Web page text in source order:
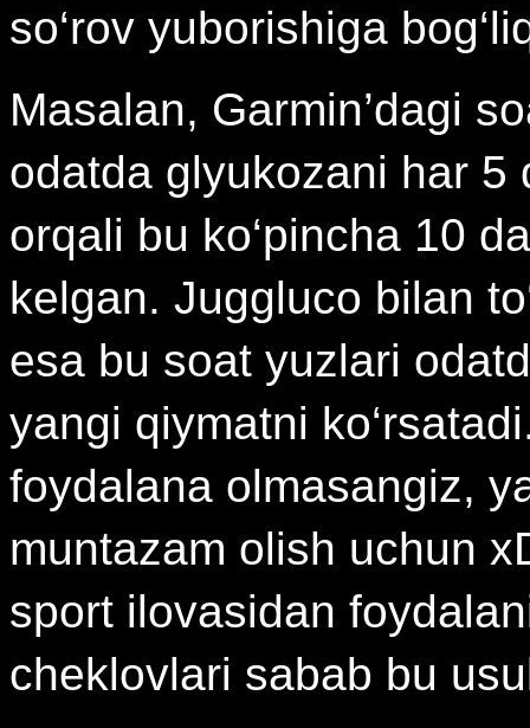
so‘rov yuborishiga
Masalan, Garmin’dagi
odatda glyukozani har 5
orqali bu ko‘pincha 10
kelgan. Juggluco bilan
esa bu soat yuzlari
yangi qiymatni
foydalana olmasangiz,
muntazam olish uchun
sport ilovasidan
cheklovlari sabab bu